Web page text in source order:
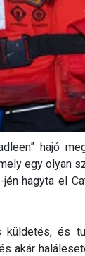
hajó
egy olyan
hagyta el
küldetés, és
akár